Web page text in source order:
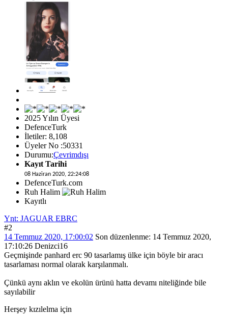
2025 Yılın Üyesi
DefenceTurk
İletiler: 8,108
Üyeler No :50331
Durumu:Çevrimdışı
Kayıt Tarihi
08 Haziran 2020, 22:24:08
DefenceTurk.com
Ruh Halim
Kayıtlı
Ynt: JAGUAR EBRC
#2
14 Temmuz 2020, 17:00:02 Son düzenlenme: 14 Temmuz 2020,
17:10:26 Denizci16
Geçmişinde panhard erc 90 tasarlamış ülke için böyle bir aracı
tasarlaması normal olarak karşılanmalı.
Çünkü aynı aklın ve ekolün ürünü hatta devamı niteliğinde bile
sayılabilir
Herşey kızılelma için